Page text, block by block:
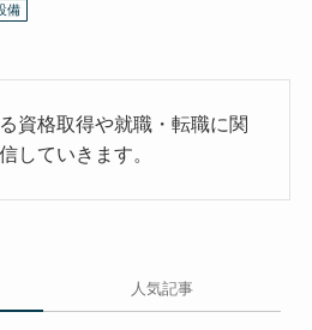
備
資格取得や就職・転職に関
していきます。
人気記事